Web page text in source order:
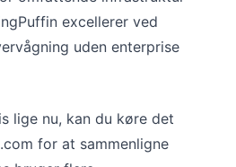
excellerer ved
uden enterprise
lige nu, kan du køre det
for at sammenligne